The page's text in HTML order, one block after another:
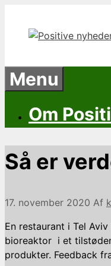
indhold
Menu
Om
Så er
17. november 2020 Af
En restaurant i Tel
bioreaktor i et
produkter. Feedback